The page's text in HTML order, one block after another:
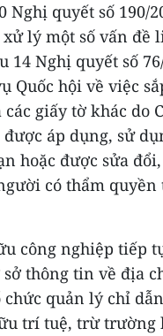
quyết số 190/
lý một số vấn đề
Nghị quyết số
Quốc hội về việc
giấy tờ khác do
áp dụng, sử
hoặc được sửa
có thẩm
công nghiệp tiếp
thông tin về địa
chức quản lý chỉ
trí tuệ, trừ